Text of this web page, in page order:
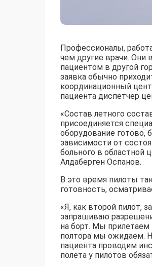
Профессионалы,
чем другие врачи.
пациентом в другой
заявка обычно
координационный
пациента диспетчер
«Состав летного
присоединяется
оборудование готово,
зависимости от
больного в областной
Алдаберген Оспанов.
В это время пилоты
готовность,
«Я, как второй пилот,
запрашиваю
на борт. Мы прилетаем
полтора мы ожидаем.
пациента проводим
полета у пилотов